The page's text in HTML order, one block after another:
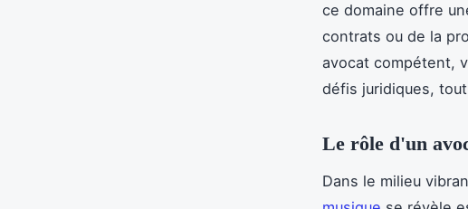
ce domaine offre
contrats ou de la
avocat compétent,
défis juridiques,
Le rôle d'un
Dans le milieu